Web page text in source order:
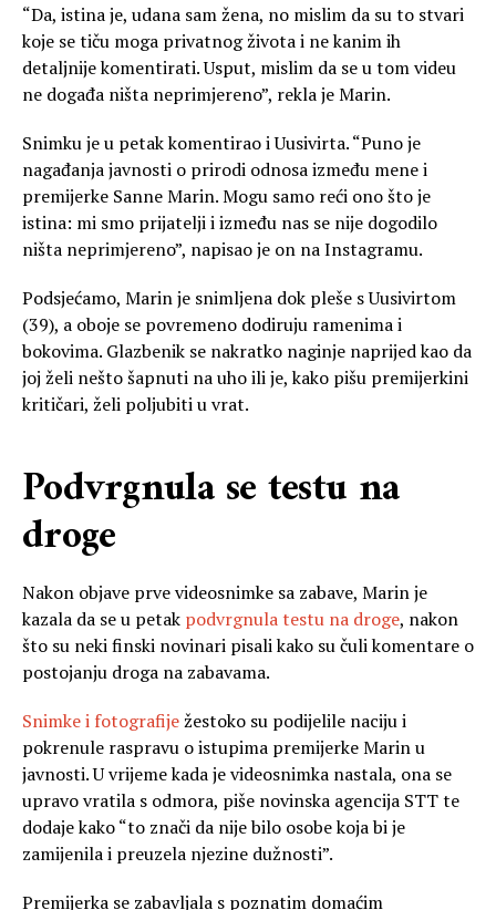
“Da, istina je, udana sam žena, no mislim da su to stvari
koje se tiču moga privatnog života i ne kanim ih
detaljnije komentirati. Usput, mislim da se u tom videu
ne događa ništa neprimjereno”, rekla je Marin.
Snimku je u petak komentirao i Uusivirta. “Puno je
nagađanja javnosti o prirodi odnosa između mene i
premijerke Sanne Marin. Mogu samo reći ono što je
istina: mi smo prijatelji i između nas se nije dogodilo
ništa neprimjereno”, napisao je on na Instagramu.
Podsjećamo, Marin je snimljena dok pleše s Uusivirtom
(39), a oboje se povremeno dodiruju ramenima i
bokovima. Glazbenik se nakratko naginje naprijed kao da
joj želi nešto šapnuti na uho ili je, kako pišu premijerkini
kritičari, želi poljubiti u vrat.
Podvrgnula se testu na
droge
Nakon objave prve videosnimke sa zabave, Marin je
kazala da se u petak podvrgnula testu na droge, nakon
što su neki finski novinari pisali kako su čuli komentare o
postojanju droga na zabavama.
Snimke i fotografiježestoko su podijelile naciju i
pokrenule raspravu o istupima premijerke Marin u
javnosti. U vrijeme kada je videosnimka nastala, ona se
upravo vratila s odmora, piše novinska agencija STT te
dodaje kako “to znači da nije bilo osobe koja bi je
zamijenila i preuzela njezine dužnosti”.
Premijerka se zabavljala s poznatim domaćim